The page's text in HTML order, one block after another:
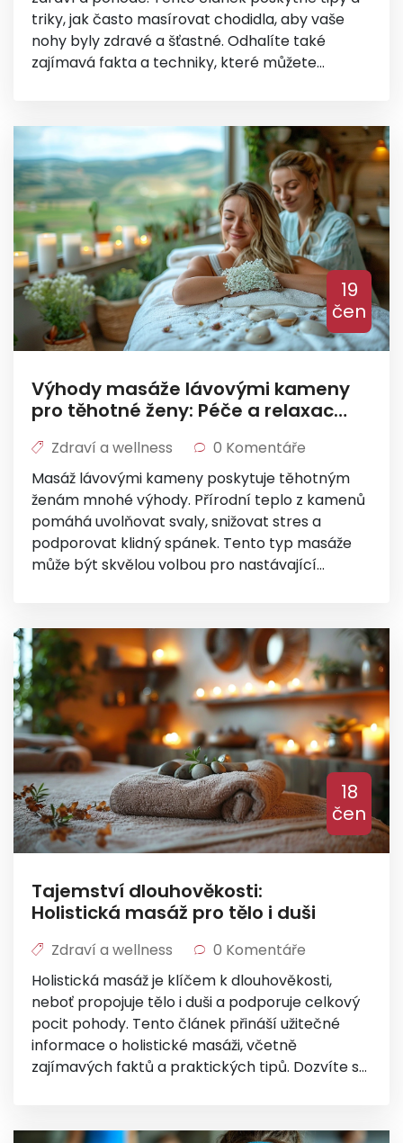
triky, jak často masírovat chodidla, aby vaše
nohy byly zdravé a šťastné. Odhalíte také
zajímavá fakta a techniky, které můžete
19
čen
Výhody masáže lávovými kameny
pro těhotné ženy: Péče a relaxace
Zdraví a wellness
0 Komentáře
Masáž lávovými kameny poskytuje těhotným
ženám mnohé výhody. Přírodní teplo z kamenů
pomáhá uvolňovat svaly, snižovat stres a
podporovat klidný spánek. Tento typ masáže
může být skvělou volbou pro nastávající
18
čen
Tajemství dlouhověkosti:
Holistická masáž pro tělo i duši
Zdraví a wellness
0 Komentáře
Holistická masáž je klíčem k dlouhověkosti,
neboť propojuje tělo i duši a podporuje celkový
pocit pohody. Tento článek přináší užitečné
informace o holistické masáži, včetně
zajímavých faktů a praktických tipů. Dozvíte se,
principy a konkrétní přínosy pro vaše zdraví.